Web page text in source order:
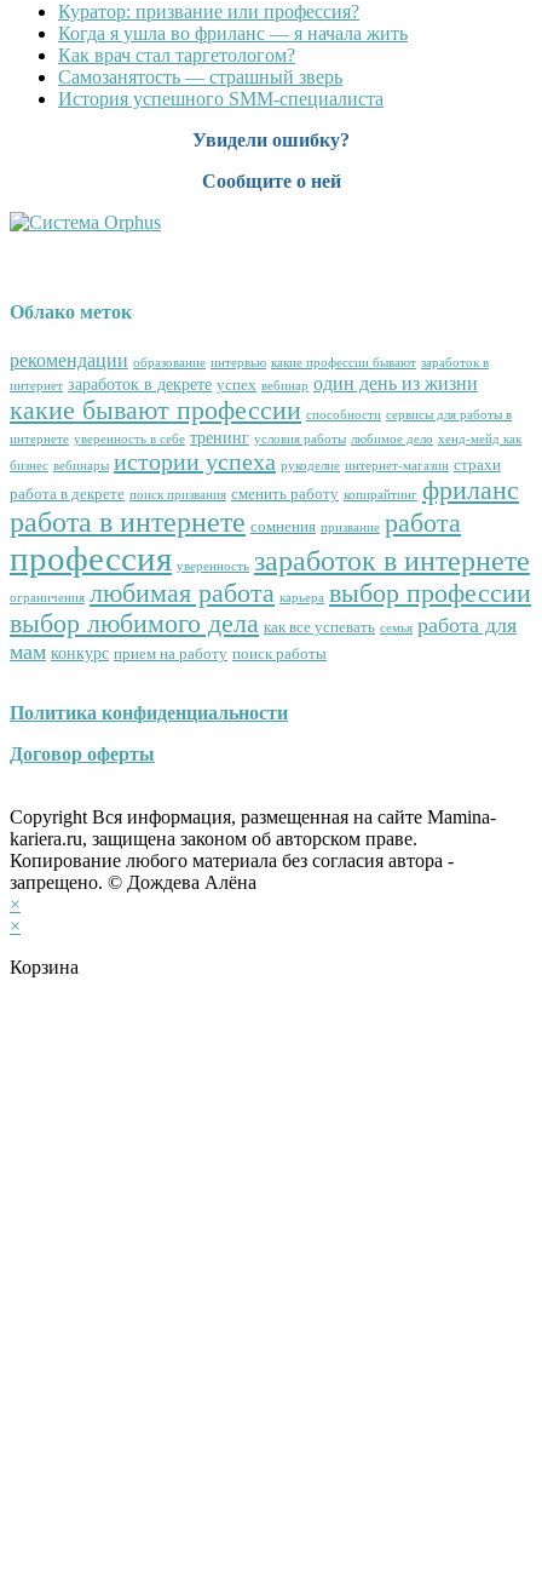
Куратор: призвание или профессия?
Когда я ушла во фриланс — я начала жить
Как врач стал таргетологом?
Cамозанятость — страшный зверь
История успешного SMM-специалиста
Увидели ошибку?
Сообщите о ней
Облако меток
рекомендации образование интервью какие профессии бывают заработок в
интернет заработок в декрете успех вебинар один день из жизни
какие бывают профессии способности сервисы для работы в
интернете уверенность в себе тренинг условия работы любимое дело хенд-мейд как
бизнес вебинары истории успеха рукоделие интернет-магазин страхи
работа в декрете поиск призвания сменить работу копирайтинг фриланс
работа в интернете сомнения призвание работа
профессия уверенность заработок в интернете
ограничения любимая работа карьера выбор профессии
выбор любимого дела как все успевать семья работа для
мам конкурс прием на работу поиск работы
Политика конфиденциальности
Договор оферты
Copyright Вся информация, размещенная на сайте Mamina-
kariera.ru, защищена законом об авторском праве.
Копирование любого материала без согласия автора -
запрещено. © Дождева Алёна
×
×
Корзина